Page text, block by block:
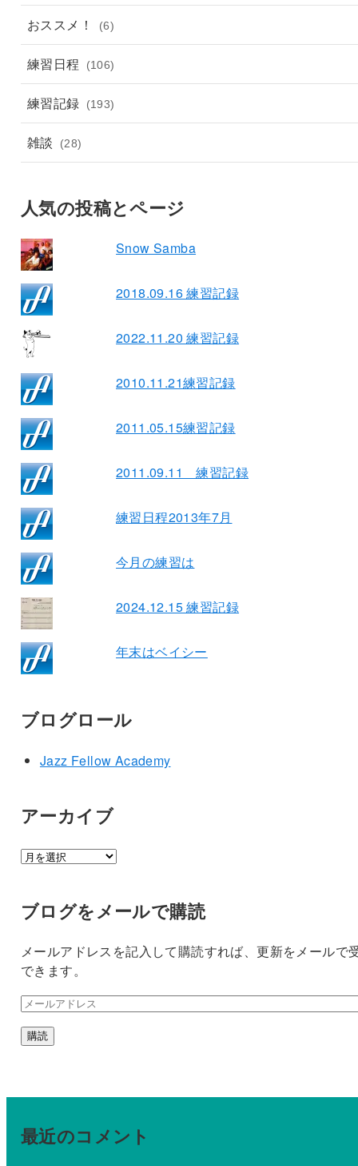
おススメ！ (6)
練習日程 (106)
練習記録 (193)
雑談 (28)
人気の投稿とページ
Snow Samba
2018.09.16 練習記録
2022.11.20 練習記録
2010.11.21練習記録
2011.05.15練習記録
2011.09.11 練習記録
練習日程2013年7月
今月の練習は
2024.12.15 練習記録
年末はベイシー
ブログロール
Jazz Fellow Academy
アーカイブ
ア
イ
ブログをメールで購読
メールアドレスを記入して購読すれば、更新をメールで
できます。
メ
ル
レ
購読
最近のコメント